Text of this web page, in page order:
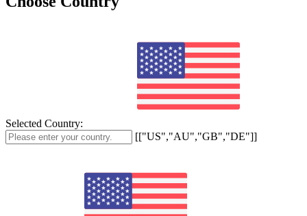
Selected Country:
[["US","AU","GB","DE"]]